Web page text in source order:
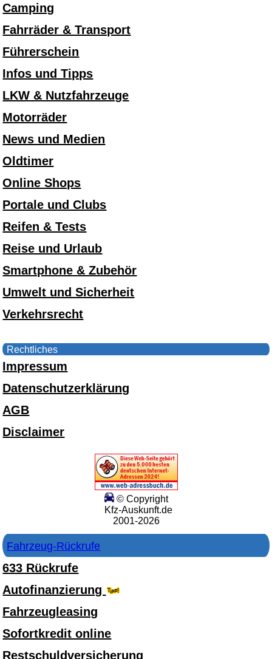
Camping
Fahrräder & Transport
Führerschein
Infos und Tipps
LKW & Nutzfahrzeuge
Motorräder
News und Medien
Oldtimer
Online Shops
Portale und Clubs
Reifen & Tests
Reise und Urlaub
Smartphone & Zubehör
Umwelt und Sicherheit
Verkehrsrecht
Rechtliches
Impressum
Datenschutzerklärung
AGB
Disclaimer
© Copyright
Kfz-Auskunft.de
2001-2026
Fahrzeug-Rückrufe
633 Rückrufe
Autofinanzierung
Fahrzeugleasing
Sofortkredit online
Restschuldversicherung